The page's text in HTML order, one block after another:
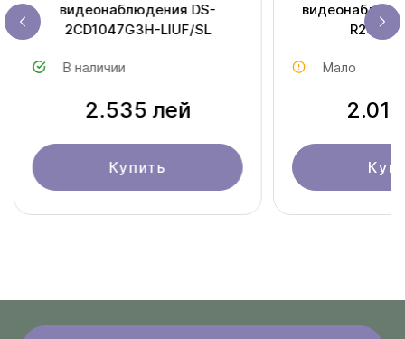
видеонаблюдения DS-
2CD1047G3H-LIUF/SL
В наличии
2.535 лей
Купить
R200-
Мало